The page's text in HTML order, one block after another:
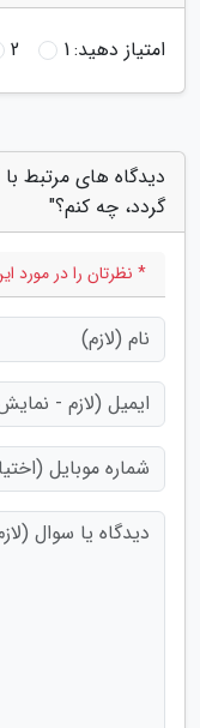
امتیاز دهید:1
2
دیدگاه های مرتبط
گردد، چه کنم؟"
* نظرتان را در مورد